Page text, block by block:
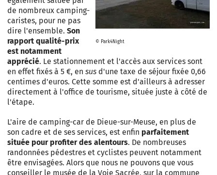
© Park4Night
de nombreux camping-
caristes, pour ne pas
dire l'ensemble. Son
rapport qualité-prix
est notamment
apprécié. Le stationnement et l'accès aux services sont
en effet fixés à 5 €, en sus d'une taxe de séjour fixée 0,66
centimes d'euros. Cette somme est d'ailleurs à adresser
directement à l'office de tourisme, située juste à côté de
l'étape.
L'aire de camping-car de Dieue-sur-Meuse, en plus de
son cadre et de ses services, est enfin parfaitement
située pour profiter des alentours. De nombreuses
randonnées pédestres et cyclistes peuvent notamment
être envisagées. Alors que nous ne pouvons que vous
conseiller le musée de la Voie Sacrée, sur la commune